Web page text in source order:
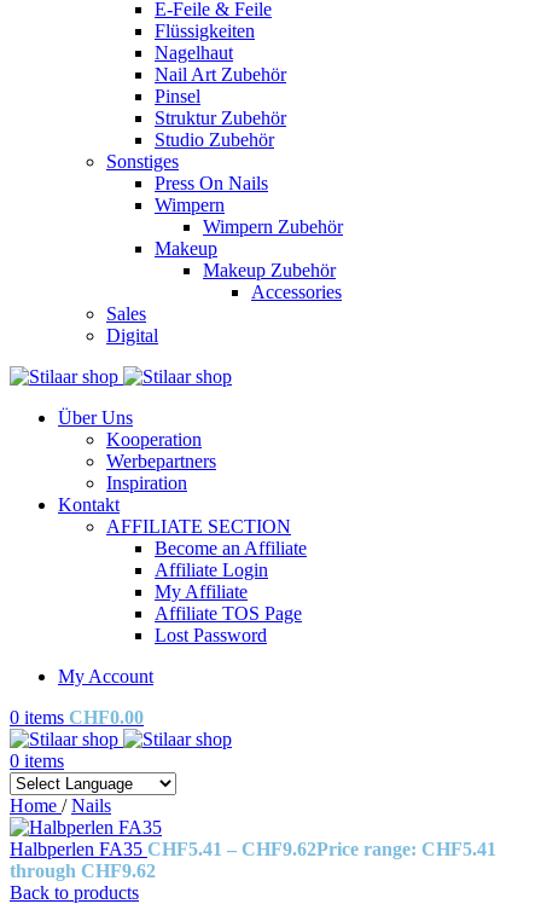
E-Feile & Feile
Flüssigkeiten
Nagelhaut
Nail Art Zubehör
Pinsel
Struktur Zubehör
Studio Zubehör
Sonstiges
Press On Nails
Wimpern
Wimpern Zubehör
Makeup
Makeup Zubehör
Accessories
Sales
Digital
Über Uns
Kooperation
Werbepartners
Inspiration
Kontakt
AFFILIATE SECTION
Become an Affiliate
Affiliate Login
My Affiliate
Affiliate TOS Page
Lost Password
My Account
0 items CHF0.00
0 items
Home / Nails
Halbperlen FA35 CHF5.41 – CHF9.62Price range: CHF5.41
through CHF9.62
Back to products